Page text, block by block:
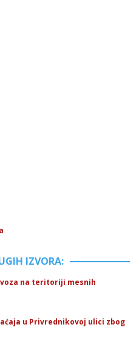
IZVORA:
na teritoriji mesnih
u Privrednikovoj ulici zbog